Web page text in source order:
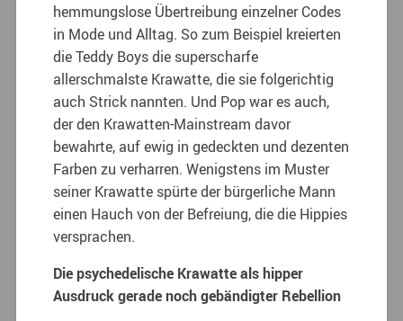
hemmungslose Übertreibung einzelner Codes
in Mode und Alltag. So zum Beispiel kreierten
die Teddy Boys die superscharfe
allerschmalste Krawatte, die sie folgerichtig
auch Strick nannten. Und Pop war es auch,
der den Krawatten-Mainstream davor
bewahrte, auf ewig in gedeckten und dezenten
Farben zu verharren. Wenigstens im Muster
seiner Krawatte spürte der bürgerliche Mann
einen Hauch von der Befreiung, die die Hippies
versprachen.
Die psychedelische Krawatte als hipper
Ausdruck gerade noch gebändigter Rebellion